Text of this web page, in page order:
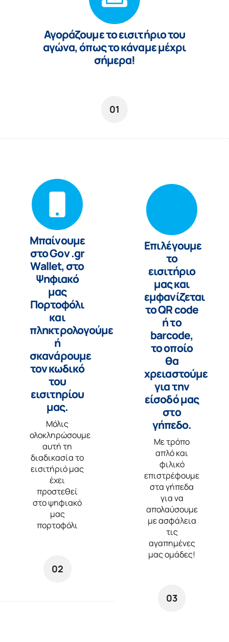
Αγoράζουμε το εισιτήριο του
αγώνα, όπως το κάναμε μέχρι
σήμερα!
01
Μπαίνουμε
στο Gov .gr
Wallet, στο
Ψηφιακό
μας
Πορτοφόλι
και
πληκτρολογούμε
ή
σκανάρουμε
τον κωδικό
του
εισιτηρίου
μας.
Μόλις
ολοκληρώσουμε
αυτή τη
διαδικασία το
εισιτήριό μας
έχει
προστεθεί
στο ψηφιακό
μας
πορτοφόλι
02
Επιλέγουμε
το
εισιτήριο
μας και
εμφανίζεται
το QR code
ή το
barcode,
το οποίο
θα
χρειαστούμε
για την
είσοδό μας
στο
γήπεδο.
Με τρόπο
απλό και
φιλικό
επιστρέφουμε
στα γήπεδα
για να
απολαύσουμε
με ασφάλεια
τις
αγαπημένες
μας ομάδες!
03